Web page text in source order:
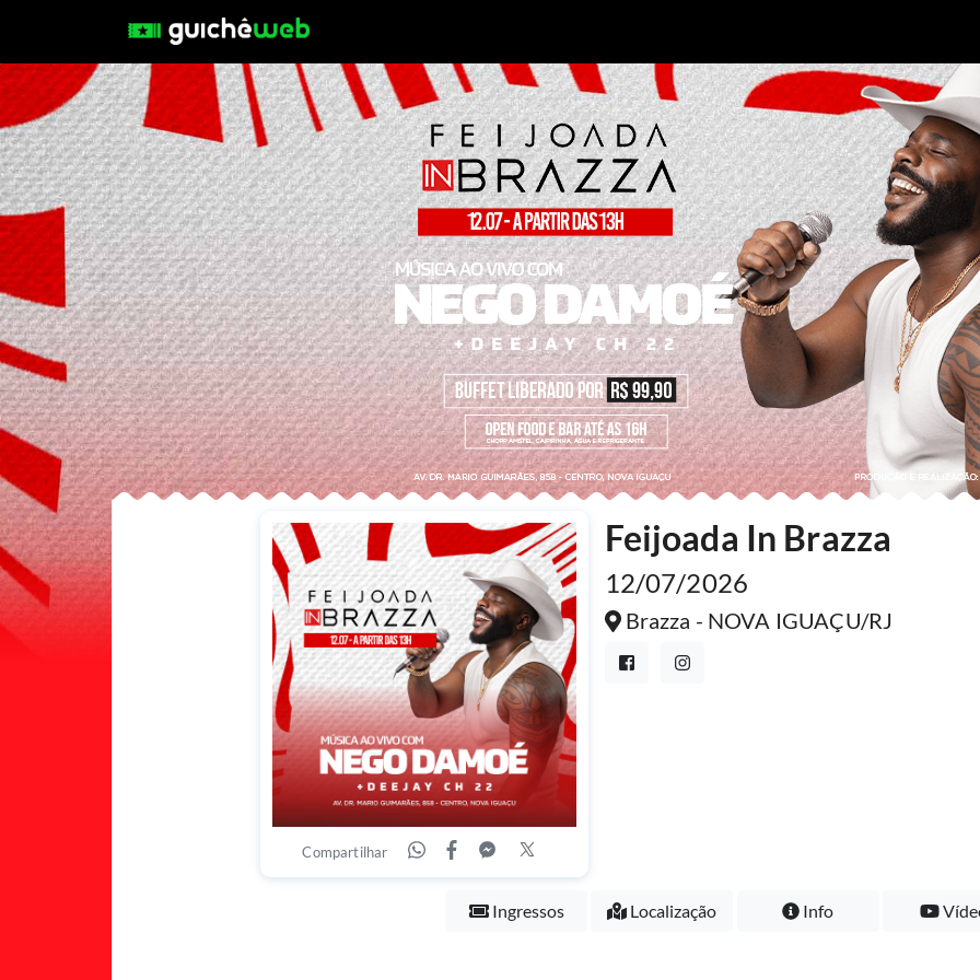
Compartilhar
Feijoada In Brazza
12/07/2026
Brazza - NOVA IGUAÇU/RJ
Ingressos Localização Info